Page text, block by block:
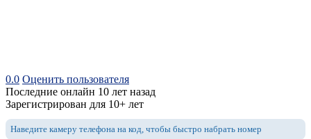
0.0 Оценить пользователя
Последние онлайн 10 лет назад
Зарегистрирован для 10+ лет
Наведите камеру телефона на код, чтобы быстро набрать номер